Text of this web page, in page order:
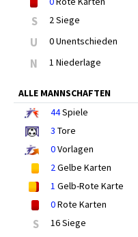
S 2 Siege
U 0 Unentschieden
N 1 Niederlage
ALLE MANNSCHAFTEN
44Spiele
3 Tore
0Vorlagen
2Gelbe Karten
1 Gelb-Rote Karte
0Rote Karten
S 16 Siege